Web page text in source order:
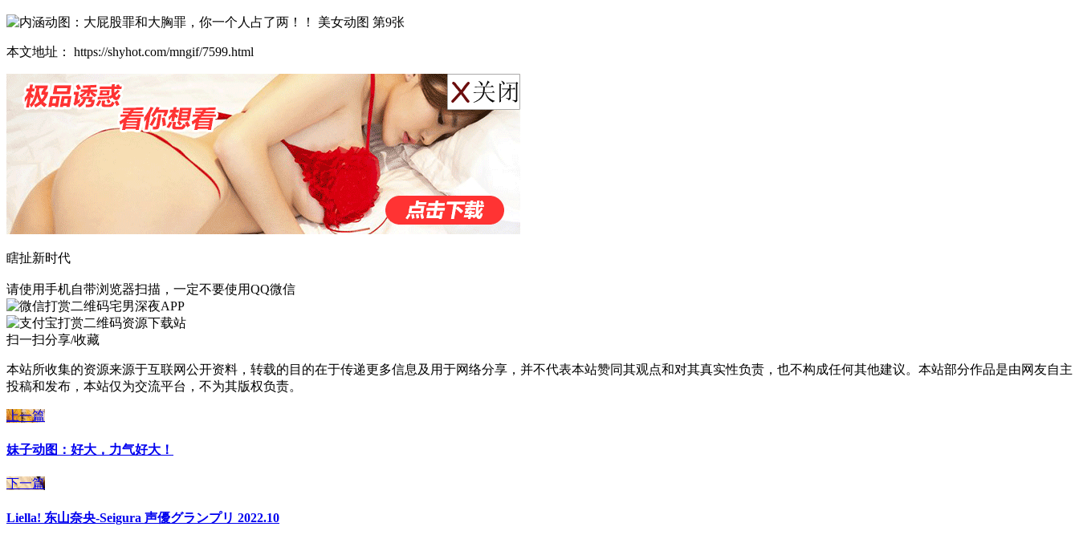
本文地址： https://shyhot.com/mngif/7599.html
瞎扯新时代
请使用手机自带浏览器扫描，一定不要使用QQ微信
宅男深夜APP
资源下载站
扫一扫分享/收藏
本站所收集的资源来源于互联网公开资料，转载的目的在于传递更多信息及用于网络分享，并不代表本站赞同其观点和对其真实性负责，也不构成任何其他建议。本站部分作品是由网友自主
投稿和发布，本站仅为交流平台，不为其版权负责。
上一篇
妹子动图：好大，力气好大！
下一篇
Liella! 东山奈央-Seigura 声優グランプリ 2022.10